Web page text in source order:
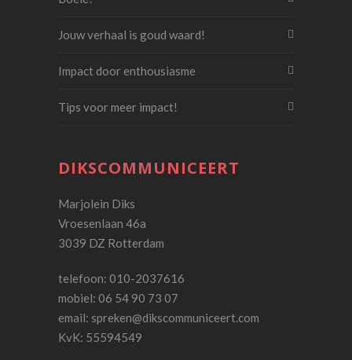
Jouw verhaal is goud waard!
Impact door enthousiasme
Tips voor meer impact!
DIKSCOMMUNICEERT
Marjolein Diks
Vroesenlaan 46a
3039 DZ Rotterdam
telefoon: 010-2037616
mobiel: 06 54 90 73 07
email: spreken@dikscommuniceert.com
KvK: 55594549